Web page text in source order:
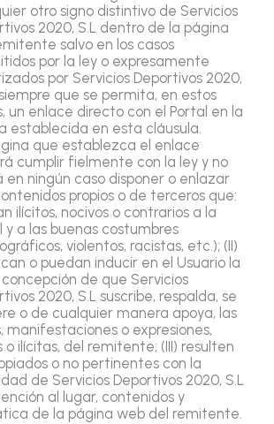
otro signo distintivo de Servicios
2020, S.L dentro de la página
salvo en los casos
por la ley o expresamente
por Servicios Deportivos 2020,
que se permita, en estos
un enlace directo con el Portal en la
establecida en esta cláusula.
que establezca el enlace
cumplir fielmente con la ley y no
en ningún caso disponer o enlazar
propios o de terceros que:
ilícitos, nocivos o contrarios a la
y a las buenas costumbres
violentos, racistas, etc.); (II)
o puedan inducir en el Usuario la
de que Servicios
2020, S.L suscribe, respalda, se
o de cualquier manera apoya, las
manifestaciones o expresiones,
o ilícitas, del remitente; (III) resulten
o no pertinentes con la
de Servicios Deportivos 2020, S.L
al lugar, contenidos y
de la página web del remitente.